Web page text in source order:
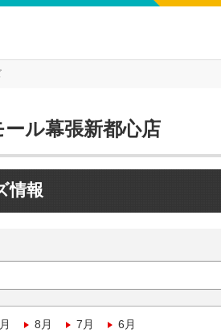
ル幕張新都心店
情報
8月 7月 6月